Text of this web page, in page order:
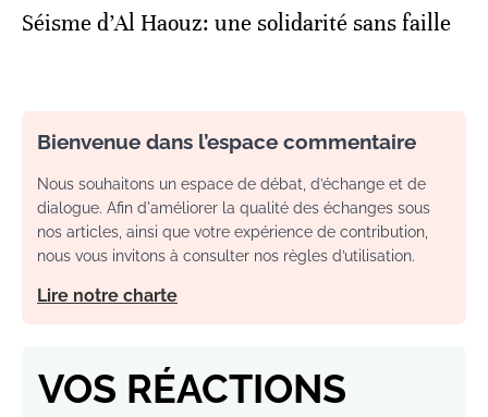
Séisme d’Al Haouz: une solidarité sans faille
Bienvenue dans l’espace commentaire
Nous souhaitons un espace de débat, d’échange et de
dialogue. Afin d'améliorer la qualité des échanges sous
nos articles, ainsi que votre expérience de contribution,
nous vous invitons à consulter nos règles d’utilisation.
Lire notre charte
VOS RÉACTIONS